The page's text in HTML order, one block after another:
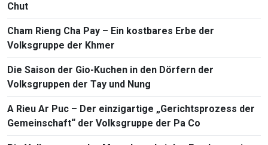
Chut
Cham Rieng Cha Pay – Ein kostbares Erbe der
Volksgruppe der Khmer
Die Saison der Gio-Kuchen in den Dörfern der
Volksgruppen der Tay und Nung
A Rieu Ar Puc – Der einzigartige „Gerichtsprozess der
Gemeinschaft“ der Volksgruppe der Pa Co